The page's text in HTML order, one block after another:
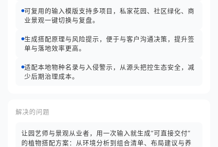
可复用的输入模版支持多项目，私家花园、社区绿化、商
业景观一键切换与复盘。
生成搭配原理与风险提示，便于与客户沟通决策，提升签
单与落地效率更高。
适配本地物种名录与入侵警示，从源头把控生态安全，减
少后期治理成本。
解决的问题
让园艺师与景观从业者，用一次输入就生成“可直接交付”
的植物搭配方案：从环境分析到组合清单、布局建议与养